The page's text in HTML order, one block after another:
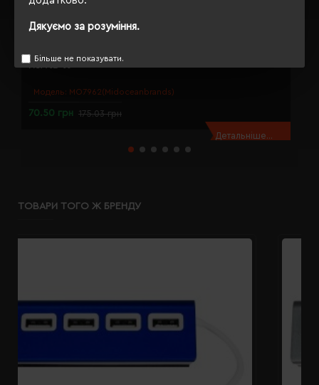
Дякуємо за розуміння.
Більше не показувати.
Модель: MO7962(Midoceanbrands)
Аптечка з наповненням Midoceanbrands в сумці, 7 ел білий -
MO7962-05
70.50 грн 175.03 грн
Детальніше...
ТОВАРИ ТОГО Ж БРЕНДУ